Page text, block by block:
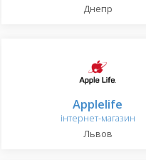
Днепр
Applelife
інтернет-магазин
Львов